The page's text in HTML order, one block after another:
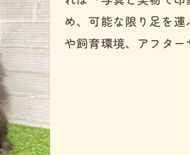
アプリコット子犬と家族の相
見学や予約で重視すべきポイ
トイプードルお迎え後のサポ
アプリコット毛色の魅力と子犬選
トイプードルのアプリコット
毛色で見る子犬の性格傾向と
め、可能な限り足を
や飼育環境、アフター